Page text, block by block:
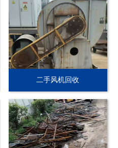
二手风机回收